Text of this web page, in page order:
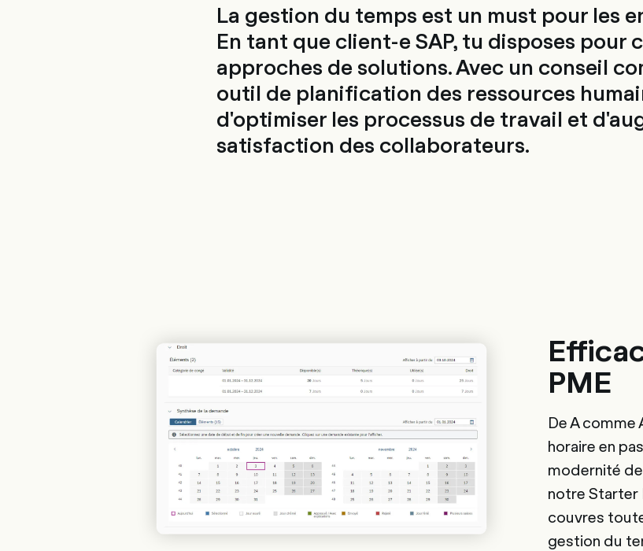
La gestion du temps est un must pour les
En tant que client-e SAP, tu disposes pour
approches de solutions. Avec un conseil
outil de planification des ressources
d'optimiser les processus de travail et
satisfaction des collaborateurs.
PME
De A comme
horaire en
modernité
notre Starter
couvres
gestion du